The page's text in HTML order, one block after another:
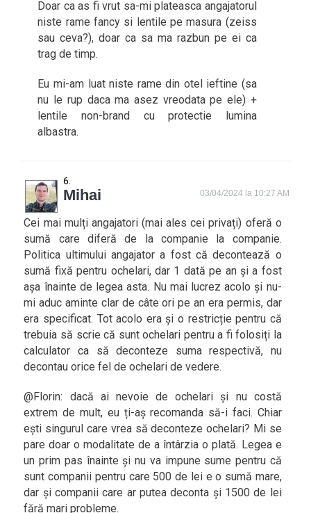
Doar ca as fi vrut sa-mi plateasca angajatorul
niste rame fancy si lentile pe masura (zeiss
sau ceva?), doar ca sa ma razbun pe ei ca
trag de timp.
Eu mi-am luat niste rame din otel ieftine (sa
nu le rup daca ma asez vreodata pe ele) +
lentile non-brand cu protectie lumina
albastra.
Mihai 03/04/2024 la 10:27 AM
Cei mai mulți angajatori (mai ales cei privați) oferă o
sumă care diferă de la companie la companie.
Politica ultimului angajator a fost că decontează o
sumă fixă pentru ochelari, dar 1 dată pe an și a fost
așa înainte de legea asta. Nu mai lucrez acolo și nu-
mi aduc aminte clar de câte ori pe an era permis, dar
era specificat. Tot acolo era și o restricție pentru că
trebuia să scrie că sunt ochelari pentru a fi folosiți la
calculator ca să deconteze suma respectivă, nu
decontau orice fel de ochelari de vedere.
@Florin: dacă ai nevoie de ochelari și nu costă
extrem de mult, eu ți-aș recomanda să-i faci. Chiar
ești singurul care vrea să deconteze ochelari? Mi se
pare doar o modalitate de a întârzia o plată. Legea e
un prim pas înainte și nu va impune sume pentru că
sunt companii pentru care 500 de lei e o sumă mare,
dar și companii care ar putea deconta și 1500 de lei
fără mari probleme.